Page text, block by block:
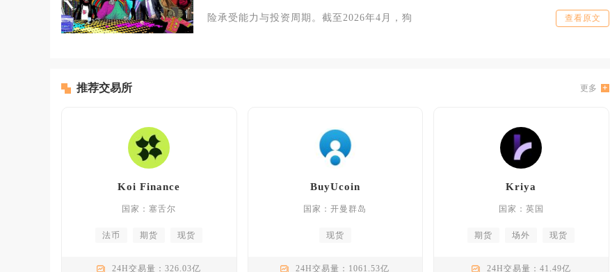
险承受能力与投资周期。截至2026年4月，狗 查看原文
推荐交易所 更多
Koi Finance
国家：塞舌尔
法币 期货 现货
24H交易量：326.03亿
BuyUcoin
国家：开曼群岛
现货
24H交易量：1061.53亿
Kriya
国家：英国
期货 场外 现货
24H交易量：41.49亿